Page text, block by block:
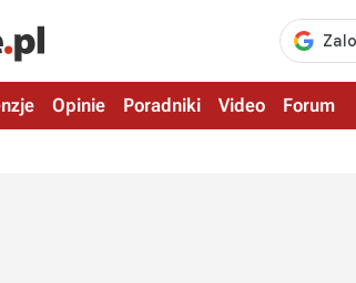
Opinie Poradniki Video Forum